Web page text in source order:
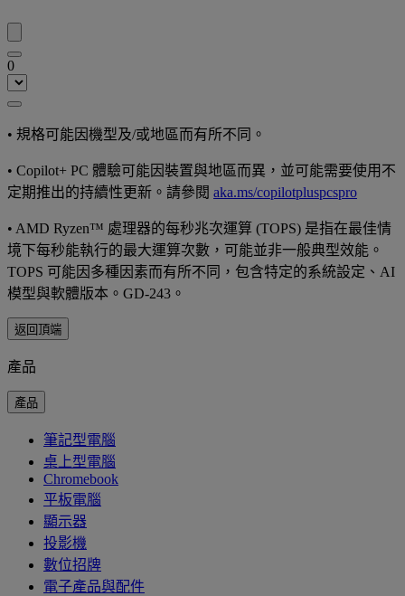
0
• 規格可能因機型及/或地區而有所不同。
• Copilot+ PC 體驗可能因裝置與地區而異，並可能需要使用不
定期推出的持續性更新。請參閱 aka.ms/copilotpluspcspro
• AMD Ryzen™ 處理器的每秒兆次運算 (TOPS) 是指在最佳情
境下每秒能執行的最大運算次數，可能並非一般典型效能。
TOPS 可能因多種因素而有所不同，包含特定的系統設定、AI
模型與軟體版本。GD-243。
返回頂端
產品
產品
筆記型電腦
桌上型電腦
Chromebook
平板電腦
顯示器
投影機
數位招牌
電子產品與配件